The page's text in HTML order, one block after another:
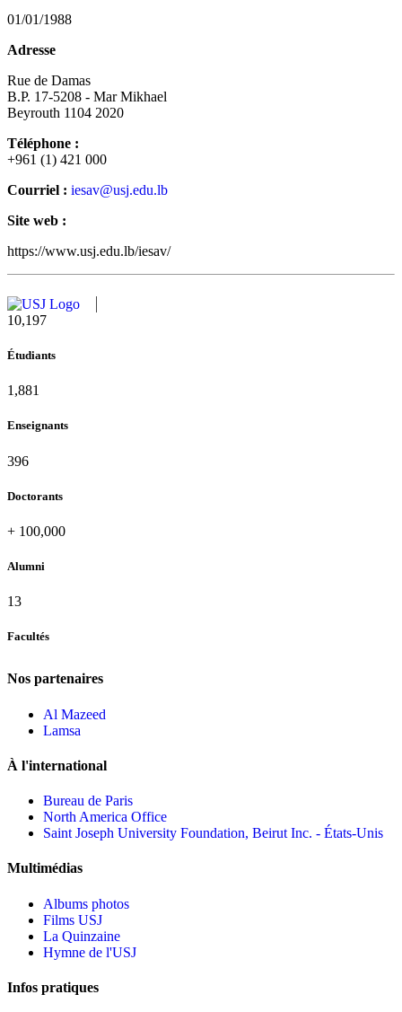
01/01/1988
Adresse
Rue de Damas
B.P. 17-5208 - Mar Mikhael
Beyrouth 1104 2020
Téléphone :
+961 (1) 421 000
Courriel : iesav@usj.edu.lb
Site web :
https://www.usj.edu.lb/iesav/
10,815
Étudiants
1,995
Enseignants
420
Doctorants
+ 100,000
Alumni
13
Facultés
Nos partenaires
Al Mazeed
Lamsa
À l'international
Bureau de Paris
North America Office
Saint Joseph University Foundation, Beirut Inc. - États-Unis
Multimédias
Albums photos
Films USJ
La Quinzaine
Hymne de l'USJ
Infos pratiques